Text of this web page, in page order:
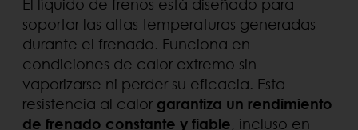
El líquido de frenos está diseñado para
soportar las altas temperaturas generadas
durante el frenado. Funciona en
condiciones de calor extremo sin
vaporizarse ni perder su eficacia. Esta
resistencia al calor garantiza un rendimiento
de frenado constante y fiable, incluso en